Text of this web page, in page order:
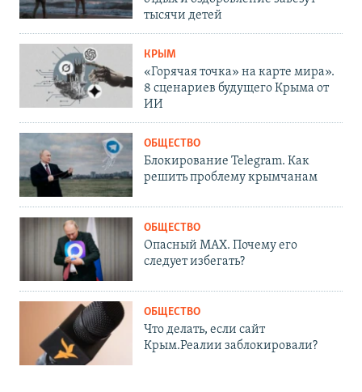
тысячи детей
КРЫМ
«Горячая точка» на карте мира».
8 сценариев будущего Крыма от
ИИ
ОБЩЕСТВО
Блокирование Telegram. Как
решить проблему крымчанам
ОБЩЕСТВО
Опасный MAX. Почему его
следует избегать?
ОБЩЕСТВО
Что делать, если сайт
Крым.Реалии заблокировали?